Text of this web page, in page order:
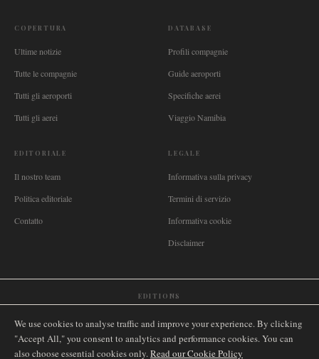
COPERTURA
Ultime notizie
Tutte le compagnie
Tutti gli aeroporti
Tutti gli aerei
DATABASE
Profili compagnie
Guide aeroporti
Specifiche aerei
Viaggio Namibia
EDITORIALE
Il nostro team
Politica editoriale
Contatto
LEGALE
Informativa sulla privacy
Termini di servizio
Informativa cookie
Disclaimer
EDITIONS
🇿🇦 South Africa Singapore🇩🇪 Deutschland Nederland 🇫🇷 France
🇮🇹 Italia🇪🇸 España🇧🇷 Brasil🇸🇪 Sverige🇳🇴 Norge🇩🇰
We use cookies to analyse traffic and improve your experience. By clicking
"Accept All," you consent to analytics and performance cookies. You can
also choose essential cookies only.Read our Cookie Policy